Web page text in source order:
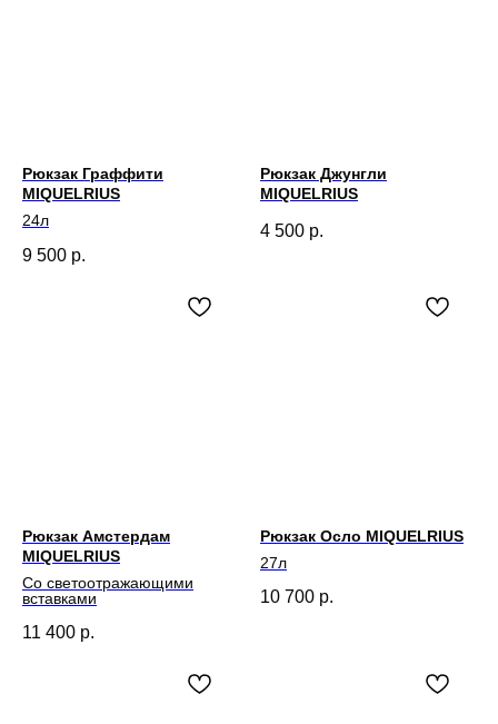
Рюкзак Граффити
MIQUELRIUS
24л
9 500 р.
Рюкзак Джунгли
MIQUELRIUS
4 500 р.
Рюкзак Амстердам
MIQUELRIUS
Со светоотражающими
вставками
11 400 р.
Рюкзак Осло MIQUELRIUS
27л
10 700 р.